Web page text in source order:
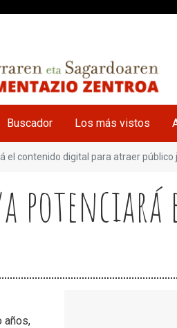
Buscador Los más vistos
el contenido digital para atraer público
años,